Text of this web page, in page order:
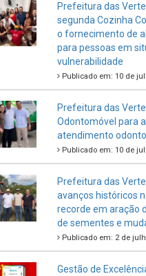
Prefeitura das
segunda Cozinha
o fornecimento de
para pessoas em
vulnerabilidade
Publicado em: 10 de
Prefeitura das
Odontomóvel para
atendimento
Publicado em: 10 de
Prefeitura das
avanços históricos
recorde em aração
de sementes e
Publicado em: 2 de
Gestão de